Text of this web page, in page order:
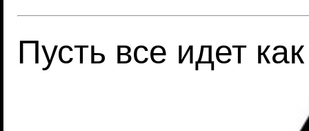
Пусть все идет